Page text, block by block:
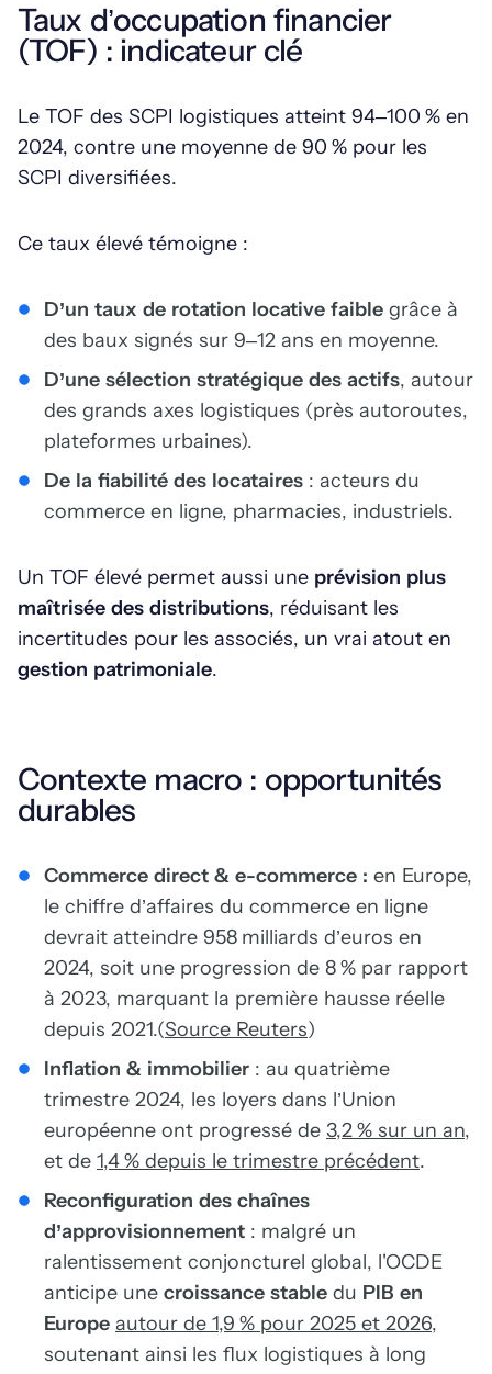
Taux d’occupation financier
(TOF) : indicateur clé
Le TOF des SCPI logistiques atteint 94–100 % en
2024, contre une moyenne de 90 % pour les
SCPI diversifiées.
Ce taux élevé témoigne :
D’un taux de rotation locative faible grâce à
des baux signés sur 9–12 ans en moyenne.
D’une sélection stratégique des actifs, autour
des grands axes logistiques (près autoroutes,
plateformes urbaines).
De la fiabilité des locataires : acteurs du
commerce en ligne, pharmacies, industriels.
Un TOF élevé permet aussi une prévision plus
maîtrisée des distributions, réduisant les
incertitudes pour les associés, un vrai atout en
gestion patrimoniale.
Contexte macro : opportunités
durables
Commerce direct & e-commerce : en Europe,
le chiffre d’affaires du commerce en ligne
devrait atteindre 958 milliards d’euros en
2024, soit une progression de 8 % par rapport
à 2023, marquant la première hausse réelle
depuis 2021.(Source Reuters)
Inflation & immobilier : au quatrième
trimestre 2024, les loyers dans l’Union
européenne ont progressé de 3,2 % sur un an,
et de 1,4 % depuis le trimestre précédent.
Reconfiguration des chaînes
d’approvisionnement : malgré un
ralentissement conjoncturel global, l'OCDE
anticipe une croissance stable du PIB en
Europe autour de 1,9 % pour 2025 et 2026,
soutenant ainsi les flux logistiques à long